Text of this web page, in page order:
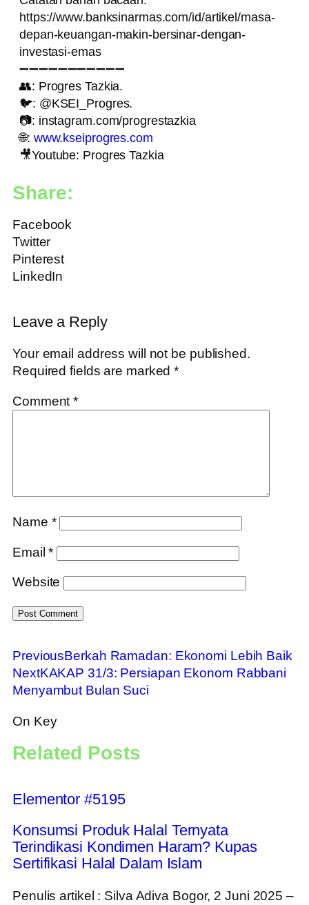
https://www.banksinarmas.com/id/artikel/masa-
depan-keuangan-makin-bersinar-dengan-
investasi-emas
➖➖➖➖➖➖➖➖➖➖➖
👥: Progres Tazkia.
🐦: @KSEI_Progres.
📷: instagram.com/progrestazkia
🌐: www.kseiprogres.com
🎥Youtube: Progres Tazkia
Share:
Facebook
Twitter
Pinterest
LinkedIn
Leave a Reply
Your email address will not be published.
Required fields are marked*
Comment*
Name *
Email*
Website
PreviousBerkah Ramadan: Ekonomi Lebih Baik
NextKAKAP 31/3: Persiapan Ekonom Rabbani
Menyambut Bulan Suci
On Key
Related Posts
Elementor #5195
Konsumsi Produk Halal Ternyata
Terindikasi Kondimen Haram? Kupas
Sertifikasi Halal Dalam Islam
Penulis artikel : Silva Adiva Bogor, 2 Juni 2025 –